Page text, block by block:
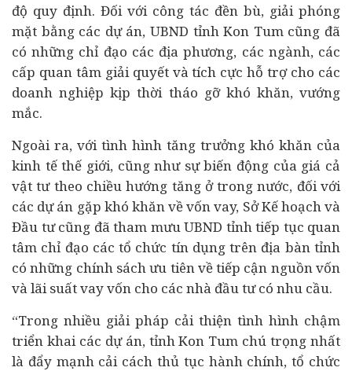
độ quy định. Đối với công tác đền bù, giải phóng
mặt bằng các dự án, UBND tỉnh Kon Tum cũng đã
có những chỉ đạo các địa phương, các ngành, các
cấp quan tâm giải quyết và tích cực hỗ trợ cho các
doanh nghiệp kịp thời tháo gỡ khó khăn, vướng
mắc.
Ngoài ra, với tình hình tăng trưởng khó khăn của
kinh tế thế giới, cũng như sự biến động của giá cả
vật tư theo chiều hướng tăng ở trong nước, đối với
các dự án gặp khó khăn về vốn vay, Sở Kế hoạch và
Đầu tư cũng đã tham mưu UBND tỉnh tiếp tục quan
tâm chỉ đạo các tổ chức tín dụng trên địa bàn tỉnh
có những chính sách ưu tiên về tiếp cận nguồn vốn
và lãi suất vay vốn cho các nhà đầu tư có nhu cầu.
“Trong nhiều giải pháp cải thiện tình hình chậm
triển khai các dự án, tỉnh Kon Tum chú trọng nhất
là đẩy mạnh cải cách thủ tục hành chính, tổ chức